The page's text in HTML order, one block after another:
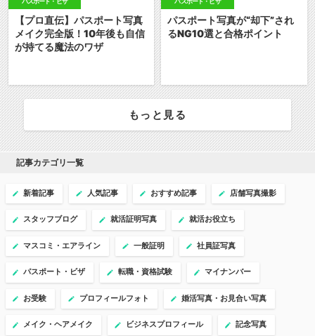
【プロ直伝】パスポート写真
メイク完全版！10年後も自信
が持てる魔法のワザ
パスポート写真が“却下”され
るNG10選と合格ポイント
もっと見る
記事カテゴリ一覧
新着記事 人気記事 おすすめ記事 店舗写真撮影
スタッフブログ 就活証明写真 就活お役立ち
マスコミ・エアライン 一般証明 社員証写真
パスポート・ビザ 転職・資格試験 マイナンバー
お受験 プロフィールフォト 婚活写真・お見合い写真
メイク・ヘアメイク ビジネスプロフィール 記念写真